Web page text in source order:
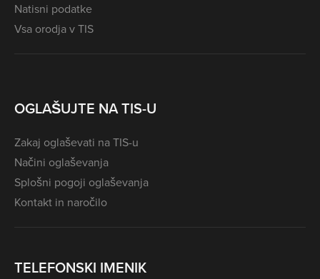
Natisni podatke
Vsa orodja v TIS
OGLAŠUJTE NA TIS-U
Zakaj oglaševati na TIS-u
Načini oglaševanja
Splošni pogoji oglaševanja
Kontakt in naročilo
TELEFONSKI IMENIK